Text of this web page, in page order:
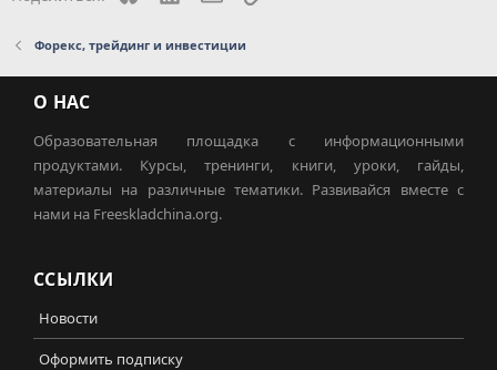
Форекс, трейдинг и инвестиции
О НАС
Образовательная площадка с информационными
продуктами. Курсы, тренинги, книги, уроки, гайды,
материалы на различные тематики. Развивайся вместе с
нами на Freeskladchina.org.
ССЫЛКИ
Новости
Оформить подписку